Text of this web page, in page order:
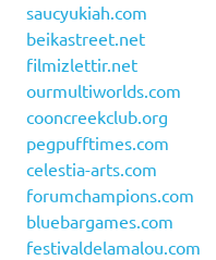
saucyukiah.com
beikastreet.net
filmizlettir.net
ourmultiworlds.com
cooncreekclub.org
pegpufftimes.com
celestia-arts.com
forumchampions.com
bluebargames.com
festivaldelamalou.com